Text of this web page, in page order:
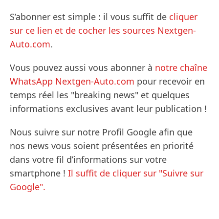
S’abonner est simple : il vous suffit de cliquer
sur ce lien et de cocher les sources Nextgen-
Auto.com.
Vous pouvez aussi vous abonner à notre chaîne
WhatsApp Nextgen-Auto.com pour recevoir en
temps réel les "breaking news" et quelques
informations exclusives avant leur publication !
Nous suivre sur notre Profil Google afin que
nos news vous soient présentées en priorité
dans votre fil d’informations sur votre
smartphone ! Il suffit de cliquer sur "Suivre sur
Google".